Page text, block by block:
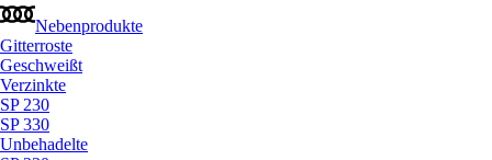
Nebenprodukte
Gitterroste
Geschweißt
Verzinkte
SP 230
SP 330
Unbehadelte